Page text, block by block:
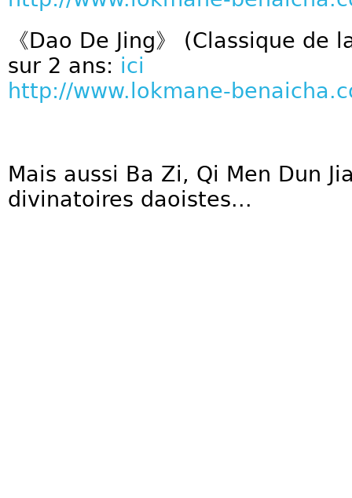
《Dao De Jing》 (Classique de
sur 2 ans: ici
http://www.lokmane-
Mais aussi Ba Zi, Qi Men Dun
divinatoires daoistes...